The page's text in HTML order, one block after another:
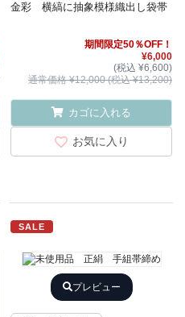
金彩 横縞に抽象模様織出し袋帯
期間限定50％OFF！
¥6,000
(税込 ¥6,600)
通常価格 ¥12,000 (税込 ¥13,200)
カゴに入れる
お気に入り
SALE
プレビュー